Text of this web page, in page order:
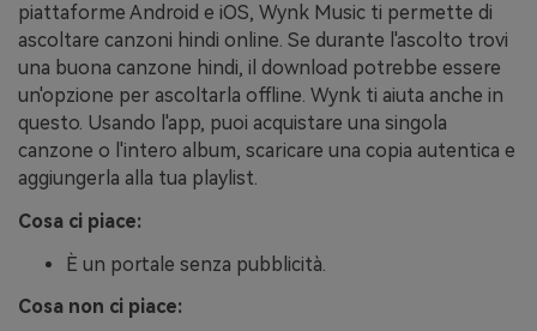
piattaforme Android e iOS, Wynk Music ti permette di
ascoltare canzoni hindi online. Se durante l'ascolto trovi
una buona canzone hindi, il download potrebbe essere
un'opzione per ascoltarla offline. Wynk ti aiuta anche in
questo. Usando l'app, puoi acquistare una singola
canzone o l'intero album, scaricare una copia autentica e
aggiungerla alla tua playlist.
Cosa ci piace:
È un portale senza pubblicità.
Cosa non ci piace: